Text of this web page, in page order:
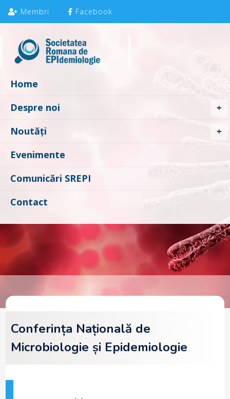
Membri Facebook
Home
Despre noi
Noutăți
Evenimente
Comunicări SREPI
Contact
Conferința Națională de
Microbiologie și Epidemiologie